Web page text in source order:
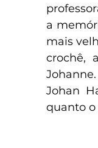
a
mais
crochê,
Johan
quanto